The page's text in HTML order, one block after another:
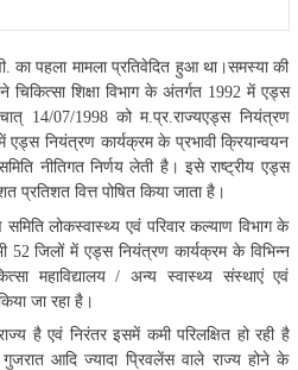
का पहला मामला प्रतिवेदित हुआ था।समस्या की
शिक्षा विभाग के अंतर्गत 1992 में एड्स
14/07/1998 को म.प्र.राज्यएड्स नियंत्रण
एड्स नियंत्रण कार्यक्रम के प्रभावी क्रियान्वयन
नीतिगत निर्णय लेती है। इसे राष्ट्रीय एड्स
प्रतिशत वित्त पोषित किया जाता है।
लोकस्वास्थ्य एवं परिवार कल्याण विभाग के
जिलों में एड्स नियंत्रण कार्यक्रम के विभिन्न
महाविद्यालय / अन्य स्वास्थ्य संस्थाएं एवं
जा रहा है।
है एवं निरंतर इसमें कमी परिलक्षित हो रही है
आदि ज्यादा प्रिवलेंस वाले राज्य होने के